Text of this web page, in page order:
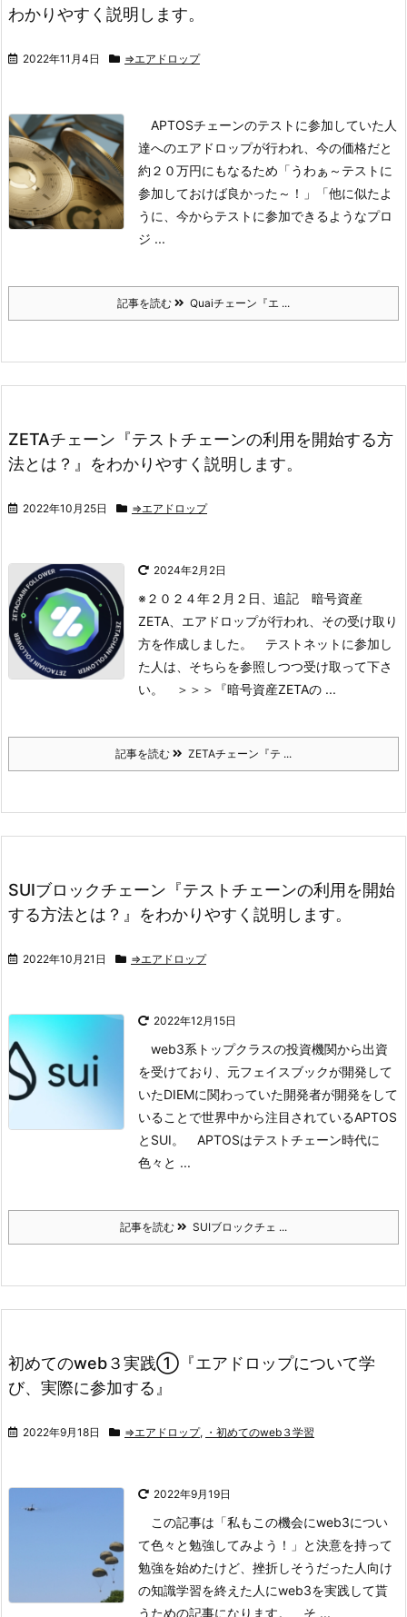
わかりやすく説明します。
2022年11月4日 ⇒エアドロップ
APTOSチェーンのテストに参加していた人
達へのエアドロップが行われ、今の価格だと
約２０万円にもなるため 「うわぁ～テストに
参加しておけば良かった～！」
「他に似たよ
うに、今からテストに参加できるようなプロ
ジ ...
記事を読む Quaiチェーン『エ ...
ZETAチェーン『テストチェーンの利用を開始する方
法とは？』をわかりやすく説明します。
2022年10月25日 ⇒エアドロップ
2024年2月2日
※２０２４年２月２日、追記 暗号資産
ZETA、エアドロップが行われ、その受け取り
方を作成しました。
テストネットに参加し
た人は、そちらを参照しつつ受け取って下さ
い。
＞＞＞『暗号資産ZETAの ...
記事を読む ZETAチェーン『テ ...
SUIブロックチェーン『テストチェーンの利用を開始
する方法とは？』をわかりやすく説明します。
2022年10月21日 ⇒エアドロップ
2022年12月15日
web3系トップクラスの投資機関から出資
を受けており、元フェイスブックが開発して
いたDIEMに関わっていた開発者が開発をして
いることで世界中から注目されているAPTOS
とSUI。
APTOSはテストチェーン時代に
色々と ...
記事を読む SUIブロックチェ ...
初めてのweb３実践①『エアドロップについて学
び、実際に参加する』
2022年9月18日 ⇒エアドロップ, ・初めてのweb３学習
2022年9月19日
この記事は 「私もこの機会にweb3につい
て色々と勉強してみよう！」 と決意を持って
勉強を始めたけど、挫折しそうだった人向け
の知識学習を終えた人にweb3を実践して貰
うための記事になります。
そ ...